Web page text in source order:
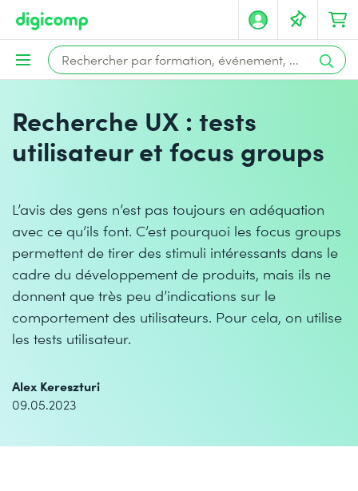
Recherche UX : tests
utilisateur et focus groups
L’avis des gens n’est pas toujours en adéquation
avec ce qu’ils font. C’est pourquoi les focus groups
permettent de tirer des stimuli intéressants dans le
cadre du développement de produits, mais ils ne
donnent que très peu d’indications sur le
comportement des utilisateurs. Pour cela, on utilise
les tests utilisateur.
Alex Kereszturi
09.05.2023